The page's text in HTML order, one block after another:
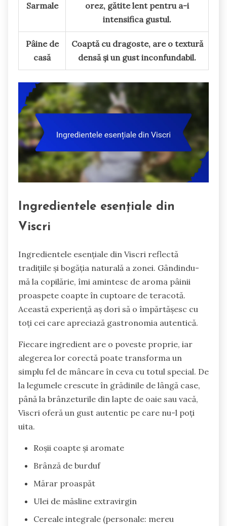
Sarmale
orez, gătite lent pentru a-i
intensifica gustul.
Pâine de
casă
Coaptă cu dragoste, are o textură
densă și un gust inconfundabil.
Ingredientele esențiale din
Viscri
Ingredientele esențiale din Viscri reflectă
tradițiile și bogăția naturală a zonei. Gândindu-
mă la copilărie, îmi amintesc de aroma pâinii
proaspete coapte în cuptoare de teracotă.
Această experiență aș dori să o împărtășesc cu
toți cei care apreciază gastronomia autentică.
Fiecare ingredient are o poveste proprie, iar
alegerea lor corectă poate transforma un
simplu fel de mâncare în ceva cu totul special. De
la legumele crescute în grădinile de lângă case,
până la brânzeturile din lapte de oaie sau vacă,
Viscri oferă un gust autentic pe care nu-l poți
uita.
Roșii coapte și aromate
Brânză de burduf
Mărar proaspăt
Ulei de măsline extravirgin
Cereale integrale (personale: mereu